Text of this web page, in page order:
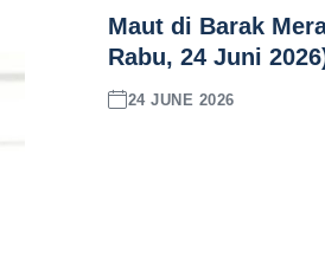
Maut di Barak
Rabu, 24 Juni
24 JUNE 2026